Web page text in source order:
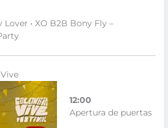
• XO B2B Bony Fly –
Vive
12:00
Apertura de puertas